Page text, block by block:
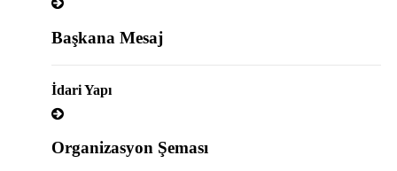
Başkana Mesaj
İdari Yapı
Organizasyon Şeması